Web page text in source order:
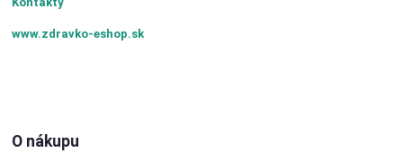
www.zdravko-eshop.sk
O nákupu